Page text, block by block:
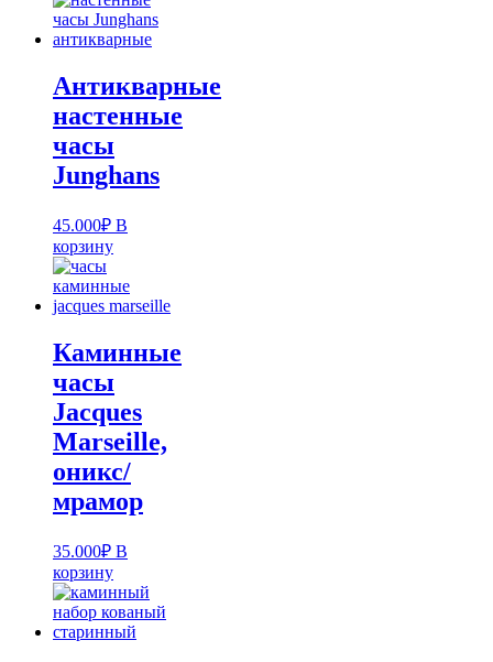
Антикварные
настенные
часы
Junghans
45.000₽ В
корзину
Каминные
часы
Jacques
Marseille,
оникс/
мрамор
35.000₽ В
корзину